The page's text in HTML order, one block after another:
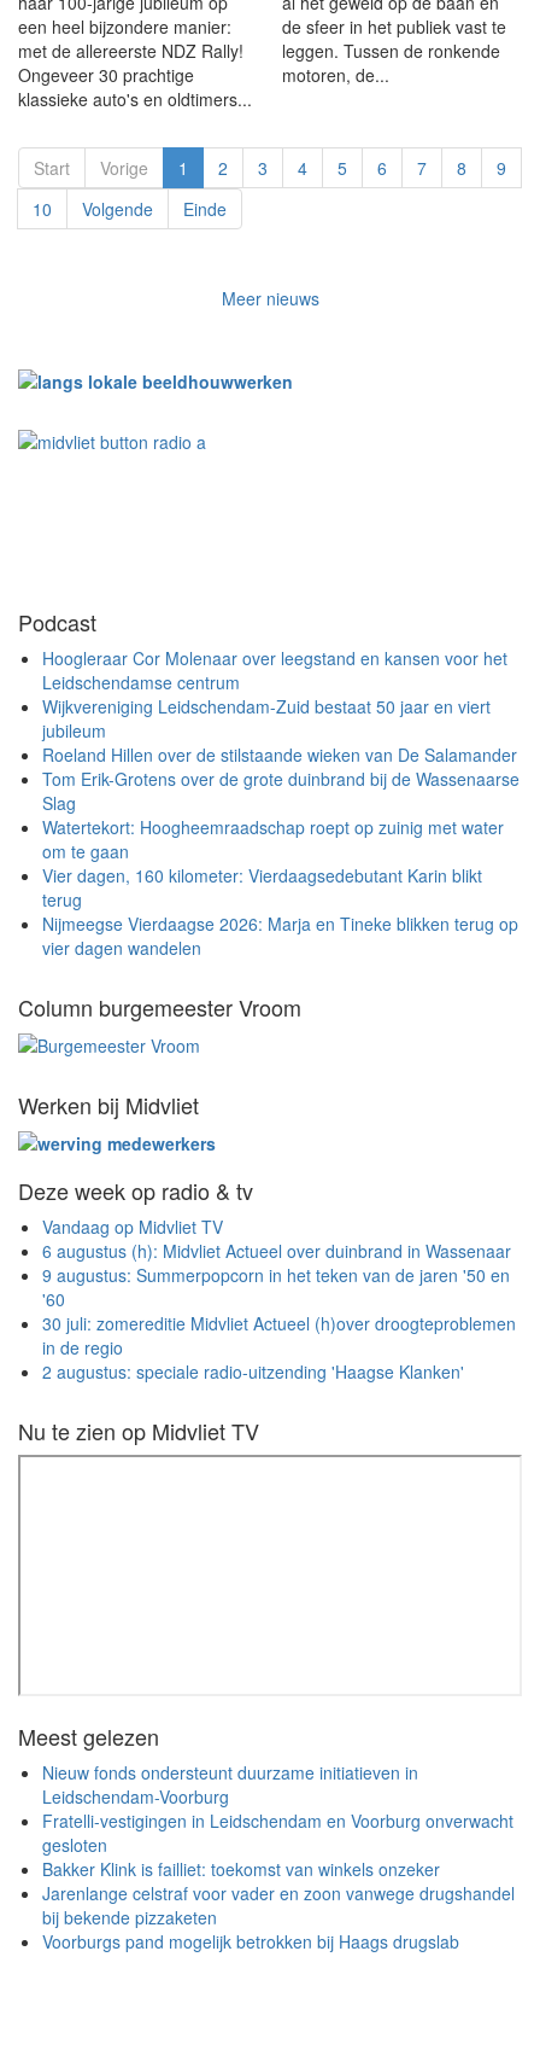
een heel bijzondere manier:
met de allereerste NDZ Rally!
Ongeveer 30 prachtige
klassieke auto's en oldtimers...
de sfeer in het publiek vast te
leggen. Tussen de ronkende
motoren, de...
Start Vorige 1 2 3 4 5 6 7 8
9
10
Volgende Einde
Meer nieuws
Podcast
Hoogleraar Cor Molenaar over leegstand en kansen voor het
Leidschendamse centrum
Wijkvereniging Leidschendam-Zuid bestaat 50 jaar en viert
jubileum
Roeland Hillen over de stilstaande wieken van De Salamander
Tom Erik-Grotens over de grote duinbrand bij de Wassenaarse
Slag
Watertekort: Hoogheemraadschap roept op zuinig met water
om te gaan
Vier dagen, 160 kilometer: Vierdaagsedebutant Karin blikt
terug
Nijmeegse Vierdaagse 2026: Marja en Tineke blikken terug op
vier dagen wandelen
Column burgemeester Vroom
Werken bij Midvliet
Deze week op radio & tv
Vandaag op Midvliet TV
6 augustus (h): Midvliet Actueel over duinbrand in Wassenaar
9 augustus: Summerpopcorn in het teken van de jaren '50 en
'60
30 juli: zomereditie Midvliet Actueel (h)over droogteproblemen
in de regio
2 augustus: speciale radio-uitzending 'Haagse Klanken'
Nu te zien op Midvliet TV
Meest gelezen
Nieuw fonds ondersteunt duurzame initiatieven in
Leidschendam-Voorburg
Fratelli-vestigingen in Leidschendam en Voorburg onverwacht
gesloten
Bakker Klink is failliet: toekomst van winkels onzeker
Jarenlange celstraf voor vader en zoon vanwege drugshandel
bij bekende pizzaketen
Voorburgs pand mogelijk betrokken bij Haags drugslab